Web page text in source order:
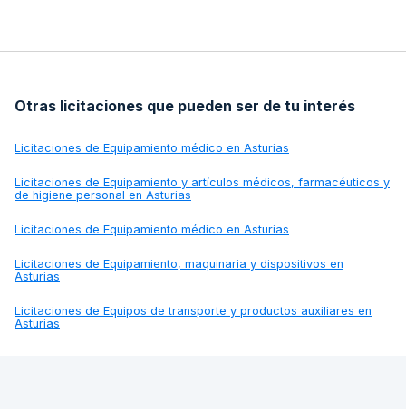
Otras licitaciones que pueden ser de tu interés
Licitaciones de Equipamiento médico en Asturias
Licitaciones de Equipamiento y artículos médicos, farmacéuticos y
de higiene personal en Asturias
Licitaciones de Equipamiento médico en Asturias
Licitaciones de Equipamiento, maquinaria y dispositivos en
Asturias
Licitaciones de Equipos de transporte y productos auxiliares en
Asturias